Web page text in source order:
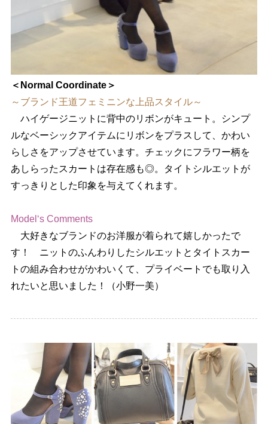
＜Normal Coordinate＞
～ブランド王道フェミニンな上品スタイル～
ハイゲージニットに背中のリボンがキュート。シンプ
ルなベーシックアイテムにリボンをプラスして、かわい
らしさをアップさせています。チェックにフラワー柄を
あしらったスカートは存在感も◎。タイトシルエットが
すっきりとした印象を与えてくれます。
Model‘s Comments
大好きなブランドのお洋服が着られて嬉しかったで
す！ ニットのふんわりしたシルエットとタイトスカー
トの組み合わせがかわいくて、プライベートでも取り入
れたいと思いました！（小野一美）